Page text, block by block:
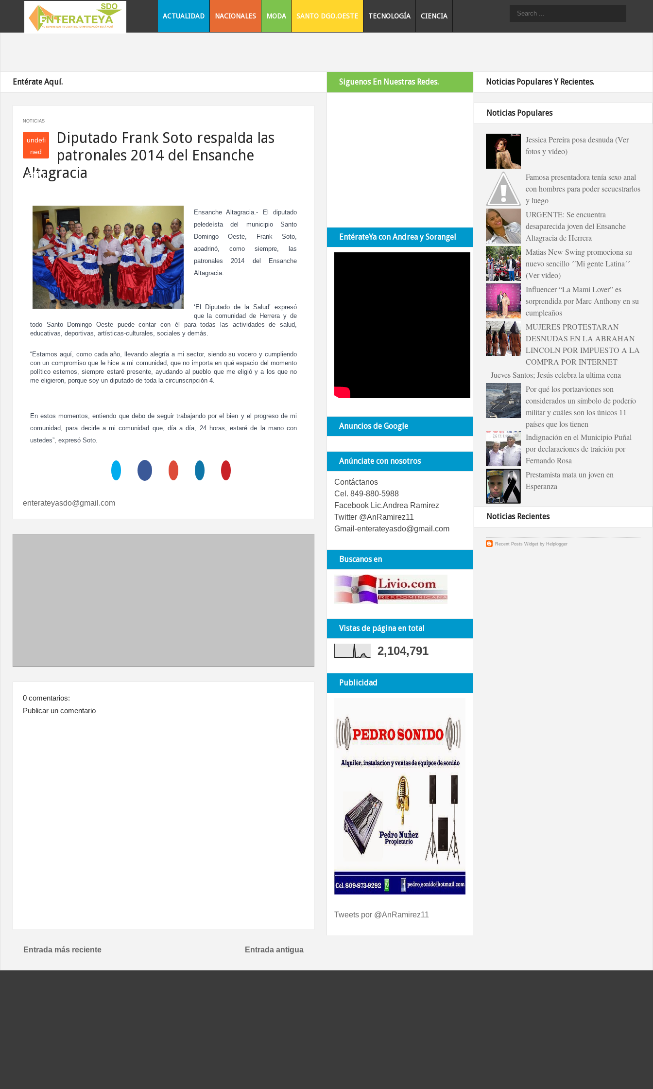
ACTUALIDAD NACIONALES MODA SANTO DGO.OESTE TECNOLOGÍA CIENCIA
Entérate Aquí.
NOTICIAS
undefi
ned
efin
Diputado Frank Soto respalda las
patronales 2014 del Ensanche
Altagracia
Ensanche Altagracia.- El diputado
peledeísta del municipio Santo
Domingo Oeste, Frank Soto,
apadrinó, como siempre, las
patronales 2014 del
Ensanche
Altagracia.
‘El Diputado de la Salud’ expresó
que la comunidad de Herrera y de
todo Santo Domingo Oeste puede contar con él para todas las actividades de salud,
educativas, deportivas, artísticas-culturales, sociales y demás.
“Estamos aquí, como cada año, llevando alegría a mi sector, siendo su vocero y cumpliendo
con un compromiso que le hice a mi comunidad, que no importa en qué espacio del momento
político estemos, siempre estaré presente, ayudando al pueblo que me eligió y a los que no
me eligieron, porque soy un diputado de toda la circunscripción 4.
En estos momentos, entiendo que debo de seguir trabajando por el bien y el progreso de mi
comunidad, para decirle a mi comunidad que, día a día, 24 horas, estaré de la mano con
ustedes”, expresó Soto.
enterateyasdo@gmail.com
0 comentarios:
Publicar un comentario
Entrada más reciente Entrada antigua
Siguenos En Nuestras Redes.
EntérateYa con Andrea y Sorangel
Anuncios de Google
Anúnciate con nosotros
Contáctanos
Cel. 849-880-5988
Facebook Lic.Andrea Ramirez
Twitter @AnRamirez11
Gmail-enterateyasdo@gmail.com
Buscanos en
Vistas de página en total
2,104,791
Publicidad
Tweets por @AnRamirez11
Noticias Populares Y Recientes.
Noticias Populares
Jessica Pereira posa desnuda (Ver
fotos y vídeo)
Famosa presentadora tenía sexo anal
con hombres para poder secuestrarlos
y luego
URGENTE: Se encuentra
desaparecida joven del Ensanche
Altagracia de Herrera
Matias New Swing promociona su
nuevo sencillo ´´Mi gente Latina´´
(Ver vídeo)
Influencer “La Mami Lover” es
sorprendida por Marc Anthony en su
cumpleaños
MUJERES PROTESTARAN
DESNUDAS EN LA ABRAHAN
LINCOLN POR IMPUESTO A LA
COMPRA POR INTERNET
Jueves Santos; Jesús celebra la ultima cena
Por qué los portaaviones son
considerados un símbolo de poderío
militar y cuáles son los únicos 11
países que los tienen
Indignación en el Municipio Puñal
por declaraciones de traición por
Fernando Rosa
Prestamista mata un joven en
Esperanza
Noticias Recientes
Recent Posts Widgetby Helplogger